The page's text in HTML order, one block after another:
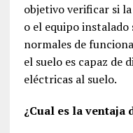
objetivo verificar si la
o el equipo
normales de
el suelo es capaz de
eléctricas al suelo.
¿Cual es la ventaja